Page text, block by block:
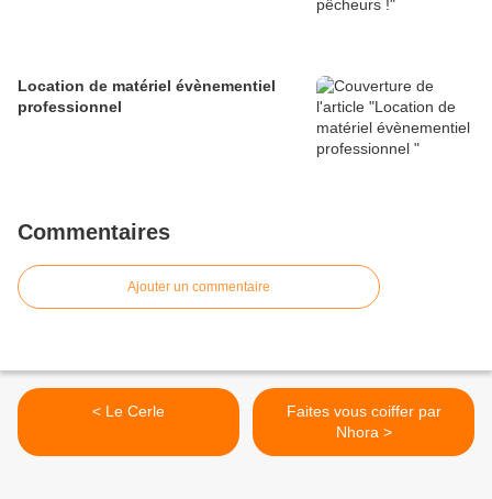
Location de matériel évènementiel
professionnel
Commentaires
Ajouter un commentaire
< Le Cerle
Faites vous coiffer par
Nhora >